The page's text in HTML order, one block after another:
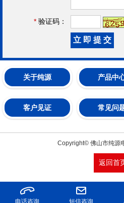
* 验证码：
关于纯源 产品中
客户见证 常见问
Copyright© 佛山市纯源
返回首
电话咨询 短信咨询